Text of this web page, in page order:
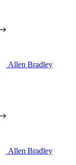
Allen Bradley
Allen Bradley